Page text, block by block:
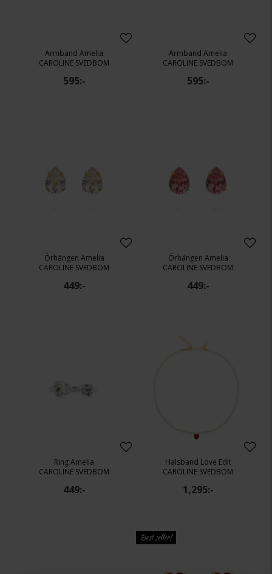
Armband Amelia
CAROLINE SVEDBOM
595:-
Armband Amelia
CAROLINE SVEDBOM
595:-
Örhängen Amelia
CAROLINE SVEDBOM
449:-
Örhängen Amelia
CAROLINE SVEDBOM
449:-
Ring Amelia
CAROLINE SVEDBOM
449:-
Halsband Love Edit
CAROLINE SVEDBOM
1,295:-
Best seller!